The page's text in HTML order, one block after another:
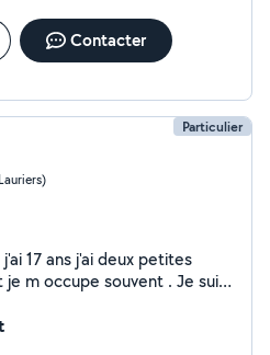
Contacter
Particulier
17 ans j'ai deux petites
m occupe souvent . Je suis
si besoin dans la joie